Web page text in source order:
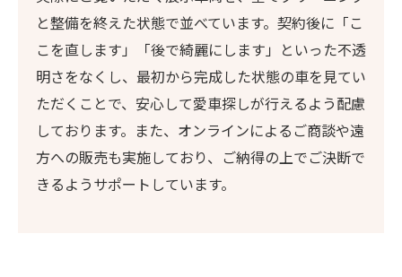
と整備を終えた状態で並べています。契約後に「こ
こを直します」「後で綺麗にします」といった不透
明さをなくし、最初から完成した状態の車を見てい
ただくことで、安心して愛車探しが行えるよう配慮
しております。また、オンラインによるご商談や遠
方への販売も実施しており、ご納得の上でご決断で
きるようサポートしています。